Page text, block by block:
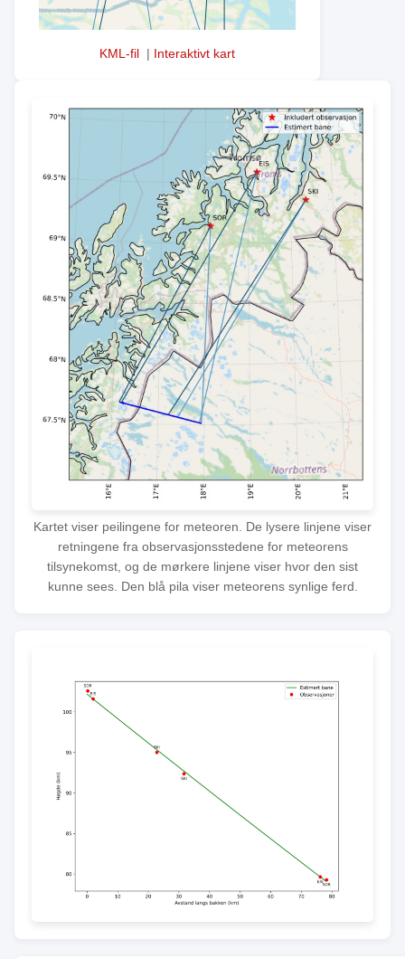
KML-fil | Interaktivt kart
Kartet viser peilingene for meteoren. De lysere linjene viser
retningene fra observasjonsstedene for meteorens
tilsynekomst, og de mørkere linjene viser hvor den sist
kunne sees. Den blå pila viser meteorens synlige ferd.